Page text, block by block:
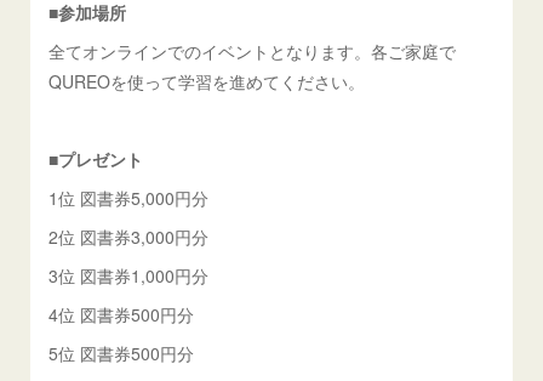
■参加場所
全てオンラインでのイベントとなります。各ご家庭で
QUREOを使って学習を進めてください。
■プレゼント
1位 図書券5,000円分
2位 図書券3,000円分
3位 図書券1,000円分
4位 図書券500円分
5位 図書券500円分